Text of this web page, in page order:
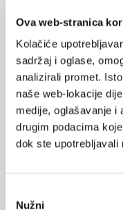
Ova web-stranica
Kolačiće
sadržaj i oglase,
analizirali promet.
naše web-lokacije
medije, oglašavanje i
drugim podacima
dok ste upotrebljavali
Nužni
autizam moždana